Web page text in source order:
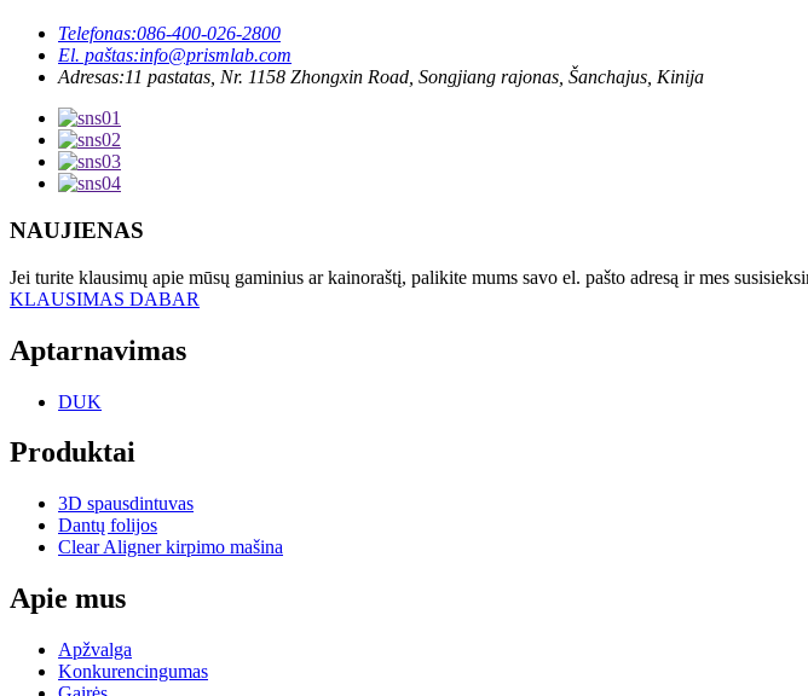
Telefonas:086-400-026-2800
El. paštas:info@prismlab.com
Adresas:11 pastatas, Nr. 1158 Zhongxin Road, Songjiang rajonas, Šanchajus, Kinija
NAUJIENAS
Jei turite klausimų apie mūsų gaminius ar kainoraštį, palikite mums savo el. pašto adresą ir mes
KLAUSIMAS DABAR
Aptarnavimas
DUK
Produktai
3D spausdintuvas
Dantų folijos
Clear Aligner kirpimo mašina
Apie mus
Apžvalga
Konkurencingumas